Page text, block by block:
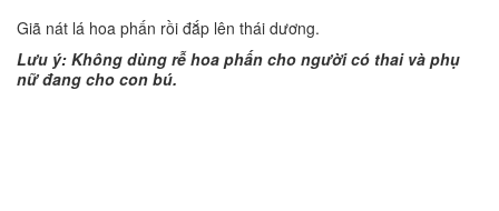
Giã nát lá hoa phấn rồi đắp lên thái dương.
Lưu ý: Không dùng rễ hoa phấn cho người có thai và phụ
nữ đang cho con bú.